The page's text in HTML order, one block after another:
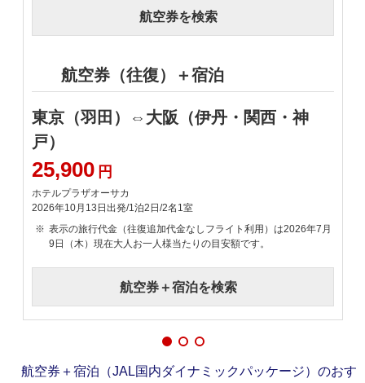
航空券を検索
航空券（往復）＋宿泊
東京（羽田）⇔大阪（伊丹・関西・神
戸）
25,900 円
ホテルプラザオーサカ
2026年10月13日出発/1泊2日/2名1室
表示の旅行代金（往復追加代金なしフライト利用）は2026年7月
9日（木）現在大人お一人様当たりの目安額です。
航空券＋宿泊を検索
航空券＋宿泊（JAL国内ダイナミックパッケージ）のおす